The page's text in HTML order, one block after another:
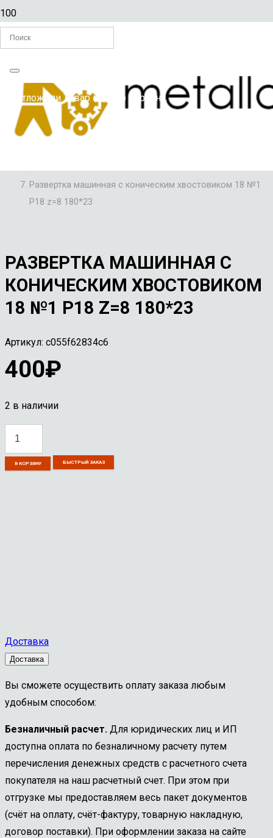
Вы отложилиТоварв свою корзину.
Главная
/
РАЗВЕРТКИ ПО МЕТАЛЛУ
Развертка машинная с коническим хвостовиком 18 №1
Р18 z=8 180*23
РАЗВЕРТКА МАШИННАЯ С
КОНИЧЕСКИМ ХВОСТОВИКОМ
18 №1 Р18 Z=8 180*23
Артикул: c055f62834c6
400₽
2 в наличии
Развертка
В КОРЗИНУ БЫСТРЫЙ ЗАКАЗ
Доставка
Доставка
Вы сможете осуществить оплату заказа любым
удобным способом:
Безналичный расчет. Для юридических лиц и ИП
доступна оплата по безналичному расчету путем
перечисления денежных средств с расчетного счета
покупателя на наш расчетный счет. При этом при
отгрузке мы предоставляем весь пакет документов
(счёт на оплату, счёт-фактуру, товарную накладную,
договор поставки). При оформлении заказа на сайте